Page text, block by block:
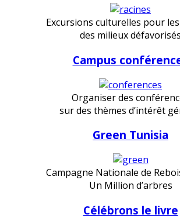
Excursions culturelles pour
des milieux défavorisés
Campus
Organiser des
sur des thèmes d’intérêt
Green Tunisia
Campagne Nationale de
Un Million d’arbres
Célébrons le livre